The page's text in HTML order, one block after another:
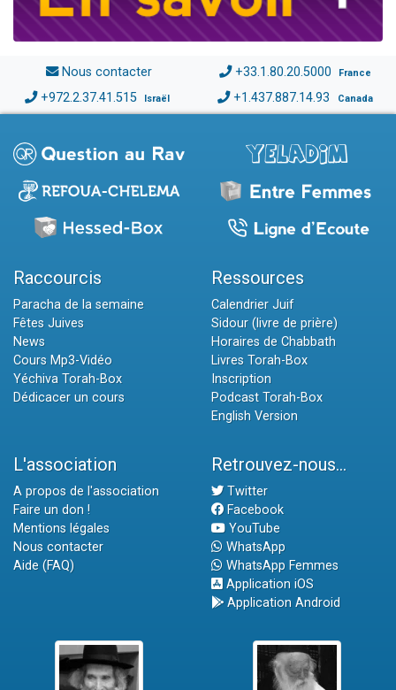
Nous contacter +33.1.80.20.5000 France
+972.2.37.41.515 Israël +1.437.887.14.93 Canada
Raccourcis
Paracha de la semaine
Fêtes Juives
News
Cours Mp3-Vidéo
Yéchiva Torah-Box
Dédicacer un cours
Ressources
Calendrier Juif
Sidour (livre de prière)
Horaires de Chabbath
Livres Torah-Box
Inscription
Podcast Torah-Box
English Version
L'association
A propos de l'association
Faire un don !
Mentions légales
Nous contacter
Aide (FAQ)
Retrouvez-nous...
Twitter
Facebook
YouTube
WhatsApp
WhatsApp Femmes
Application iOS
Application Android